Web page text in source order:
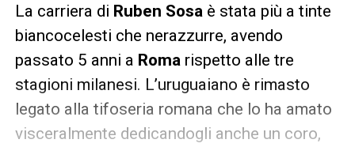
La carriera di Ruben Sosa è stata più a tinte
biancocelesti che nerazzurre, avendo
passato 5 anni a Roma rispetto alle tre
stagioni milanesi. L’uruguaiano è rimasto
legato alla tifoseria romana che lo ha amato
visceralmente dedicandogli anche un coro,